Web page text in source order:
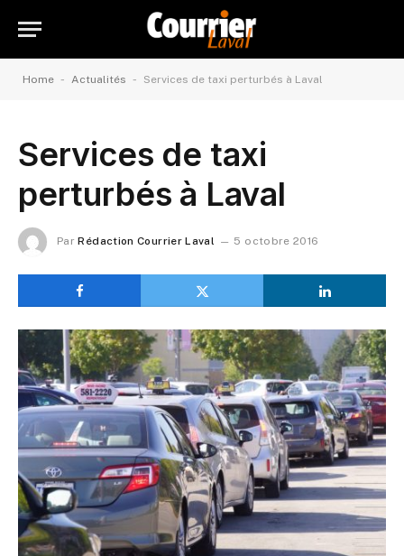
Home - Actualités - Services de taxi perturbés à Laval
Services de taxi
perturbés à Laval
Par Rédaction Courrier Laval 5 octobre 2016